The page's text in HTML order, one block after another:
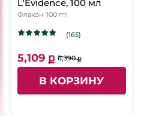
L'Evidence, 100 мл
Флакон 100 ml
(165)
5,109 ք 6,390 ք
В КОРЗИНУ